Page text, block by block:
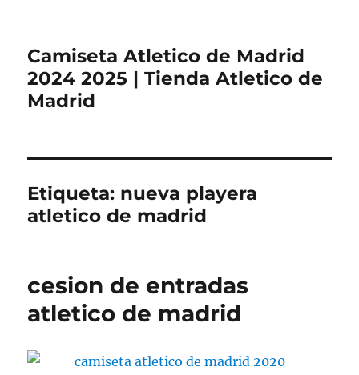
Camiseta Atletico de Madrid
2024 2025 | Tienda Atletico de
Madrid
Etiqueta: nueva playera
atletico de madrid
cesion de entradas
atletico de madrid